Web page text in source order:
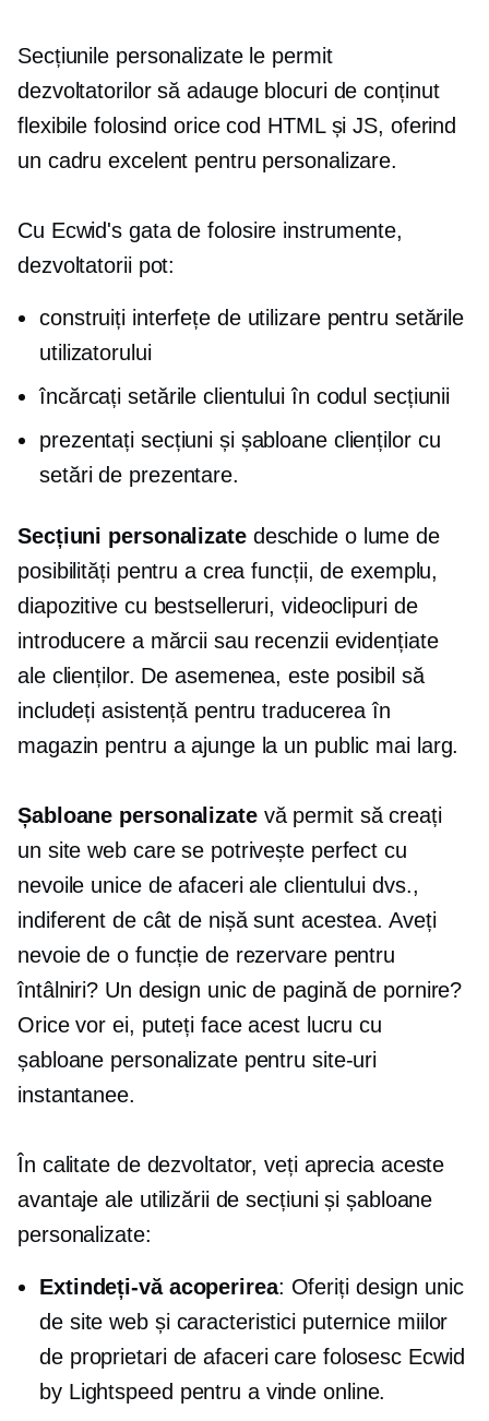
Secțiunile personalizate le permit
dezvoltatorilor să adauge blocuri de conținut
flexibile folosind orice cod HTML și JS, oferind
un cadru excelent pentru personalizare.
Cu Ecwid's gata de folosire instrumente,
dezvoltatorii pot:
construiți interfețe de utilizare pentru setările
utilizatorului
încărcați setările clientului în codul secțiunii
prezentați secțiuni și șabloane clienților cu
setări de prezentare.
Secțiuni personalizatedeschide o lume de
posibilități pentru a crea funcții, de exemplu,
diapozitive cu bestselleruri, videoclipuri de
introducere a mărcii sau recenzii evidențiate
ale clienților. De asemenea, este posibil să
includeți asistență pentru traducerea în
magazin pentru a ajunge la un public mai larg.
Șabloane personalizatevă permit să creați
un site web care se potrivește perfect cu
nevoile unice de afaceri ale clientului dvs.,
indiferent de cât de nișă sunt acestea. Aveți
nevoie de o funcție de rezervare pentru
întâlniri? Un design unic de pagină de pornire?
Orice vor ei, puteți face acest lucru cu
șabloane personalizate pentru site-uri
instantanee.
În calitate de dezvoltator, veți aprecia aceste
avantaje ale utilizării de secțiuni și șabloane
personalizate:
Extindeți-vă acoperirea: Oferiți design unic
de site web și caracteristici puternice miilor
de proprietari de afaceri care folosesc Ecwid
by Lightspeed pentru a vinde online.